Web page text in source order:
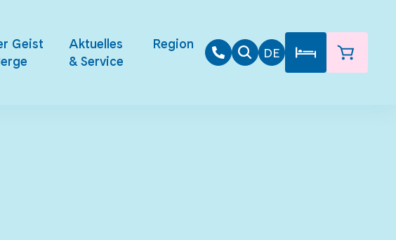
Geist
Aktuelles
& Service
Region
DE